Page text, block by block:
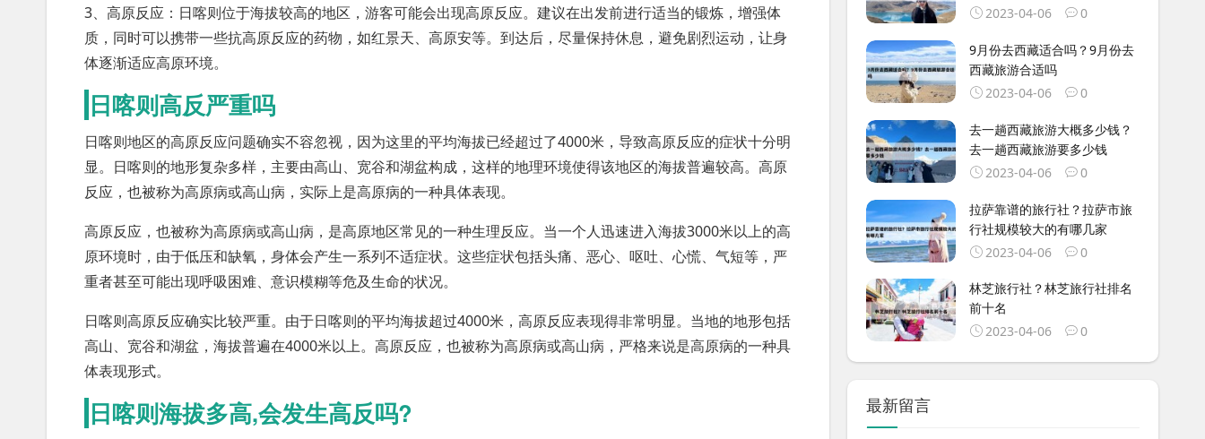
3、高原反应：日喀则位于海拔较高的地区，游客可能会出现高原反应。建议在出发前进行适当的锻炼，增强体
质，同时可以携带一些抗高原反应的药物，如红景天、高原安等。到达后，尽量保持休息，避免剧烈运动，让身
体逐渐适应高原环境。
日喀则高反严重吗
日喀则地区的高原反应问题确实不容忽视，因为这里的平均海拔已经超过了4000米，导致高原反应的症状十分明
显。日喀则的地形复杂多样，主要由高山、宽谷和湖盆构成，这样的地理环境使得该地区的海拔普遍较高。高原
反应，也被称为高原病或高山病，实际上是高原病的一种具体表现。
高原反应，也被称为高原病或高山病，是高原地区常见的一种生理反应。当一个人迅速进入海拔3000米以上的高
原环境时，由于低压和缺氧，身体会产生一系列不适症状。这些症状包括头痛、恶心、呕吐、心慌、气短等，严
重者甚至可能出现呼吸困难、意识模糊等危及生命的状况。
日喀则高原反应确实比较严重。由于日喀则的平均海拔超过4000米，高原反应表现得非常明显。当地的地形包括
高山、宽谷和湖盆，海拔普遍在4000米以上。高原反应，也被称为高原病或高山病，严格来说是高原病的一种具
体表现形式。
日喀则海拔多高,会发生高反吗?
2023-04-06
0
9月份去西藏适合吗？9月份去
西藏旅游合适吗
2023-04-06
0
去一趟西藏旅游大概多少钱？
去一趟西藏旅游要多少钱
2023-04-06
0
拉萨靠谱的旅行社？拉萨市旅
行社规模较大的有哪几家
2023-04-06
0
林芝旅行社？林芝旅行社排名
前十名
2023-04-06
0
最新留言